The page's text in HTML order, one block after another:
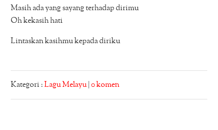
Masih ada yang sayang terhadap dirimu
Oh kekasih hati
Lintaskan kasihmu kepada diriku
Kategori :Lagu Melayu |0 komen